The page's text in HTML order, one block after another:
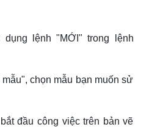
lệnh "MỚI" trong lệnh
chọn mẫu bạn muốn sử
đầu công việc trên bản vẽ